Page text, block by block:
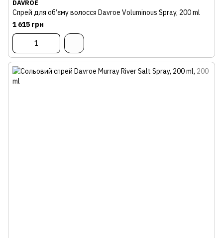
DAVROE
Спрей для об’єму волосся Davroe Voluminous Spray, 200 ml
1 615 грн